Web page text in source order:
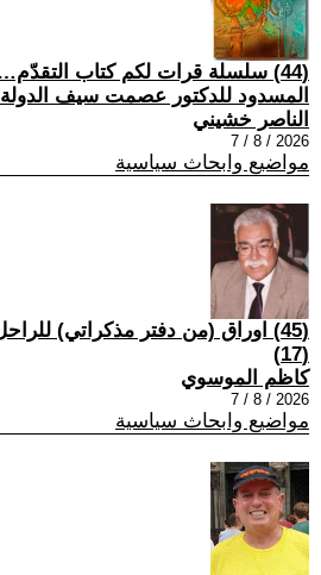
(44) سلسلة قرات لكم كتاب
المسدود للدكتور عصمت سيف الدولة
الناصر خشيني
2026 / 8 / 7
مواضيع وابحاث سياسية
(45) اوراق (من دفتر مذكراتي)
(17)
كاظم الموسوي
2026 / 8 / 7
مواضيع وابحاث سياسية